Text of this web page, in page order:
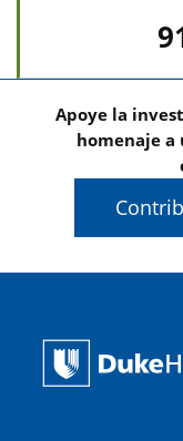
Apoye la
homenaje a